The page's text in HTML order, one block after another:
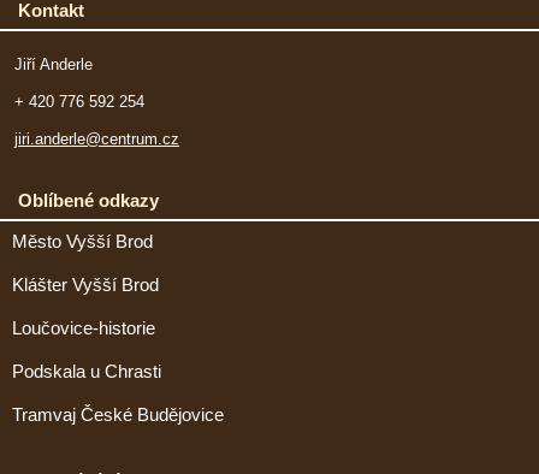
Kontakt
Jiří Anderle
+ 420 776 592 254
jiri.anderle@centrum.cz
Oblíbené odkazy
Město Vyšší Brod
Klášter Vyšší Brod
Loučovice-historie
Podskala u Chrasti
Tramvaj České Budějovice